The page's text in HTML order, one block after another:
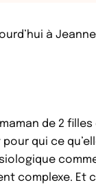
à
de 2 filles
qui ce
complexe. Et